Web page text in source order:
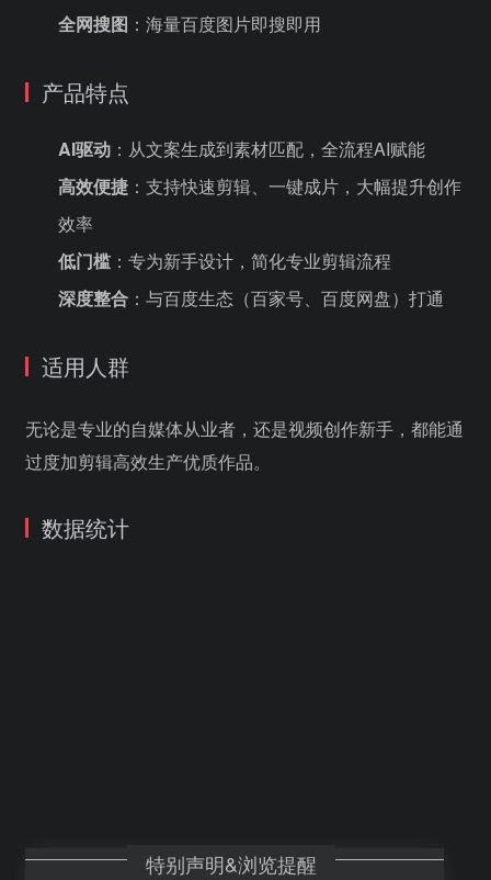
全网搜图 ：海量百度图片即搜即用
产品特点
AI驱动 ：从文案生成到素材匹配，全流程AI赋能
高效便捷 ：支持快速剪辑、一键成片，大幅提升创作
效率
低门槛 ：专为新手设计，简化专业剪辑流程
深度整合 ：与百度生态（百家号、百度网盘）打通
适用人群
无论是专业的自媒体从业者，还是视频创作新手，都能通
过度加剪辑高效生产优质作品。
数据统计
特别声明&浏览提醒